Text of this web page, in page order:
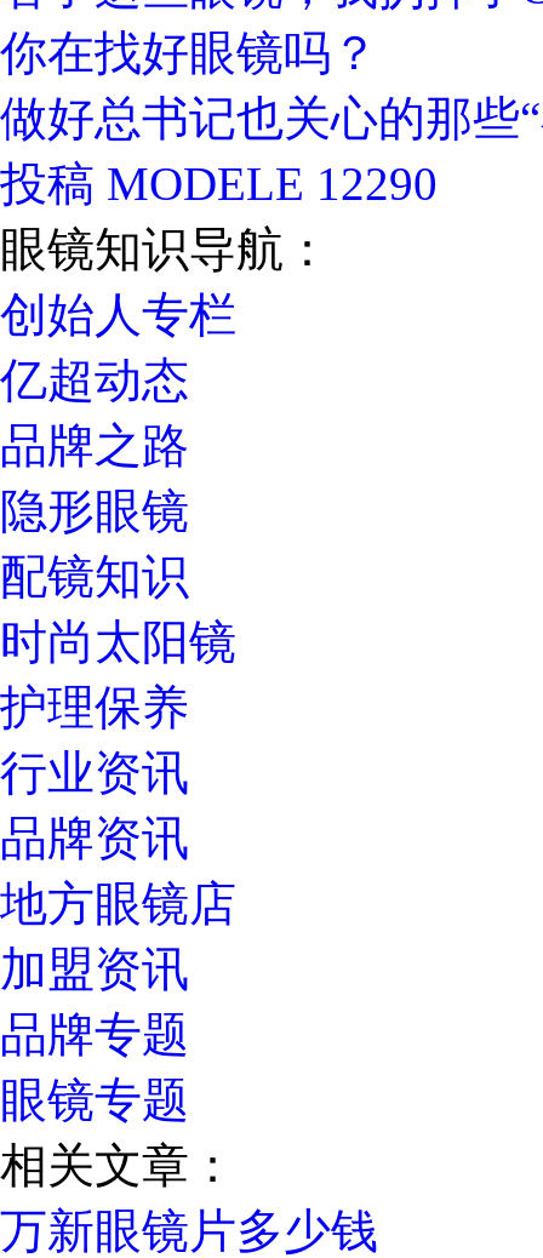
你在找好眼镜吗？
做好总书记也关心的那些
投稿 MODELE 12290
眼镜知识导航：
创始人专栏
亿超动态
品牌之路
隐形眼镜
配镜知识
时尚太阳镜
护理保养
行业资讯
品牌资讯
地方眼镜店
加盟资讯
品牌专题
眼镜专题
相关文章：
万新眼镜片多少钱